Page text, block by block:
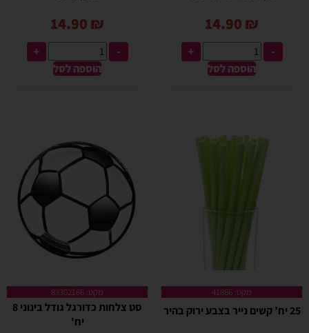
14.90 ₪
-
+
הוספה לסל
14.90 ₪
-
+
הוספה לסל
מקט: 41866
25 יח’ קשים נייר בצבע ירוק בהיר
מקט: 83302166
סט צלחות כדורגל גודל בינוני 8
יח'